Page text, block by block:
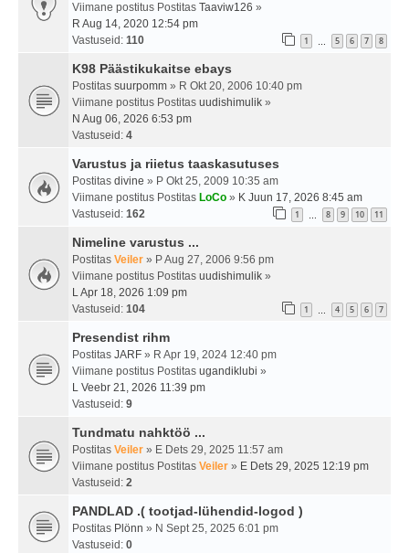
Viimane postitus Postitas Taaviw126 »
R Aug 14, 2020 12:54 pm
Vastuseid: 110 1 5 6 7 8
K98 Päästikukaitse ebays
Postitas suurpomm » R Okt 20, 2006 10:40 pm
Viimane postitus Postitas uudishimulik »
N Aug 06, 2026 6:53 pm
Vastuseid: 4
Varustus ja riietus taaskasutuses
Postitas divine » P Okt 25, 2009 10:35 am
Viimane postitus Postitas LoCo » K Juun 17, 2026 8:45 am
Vastuseid: 162 1 8 9 10 11
Nimeline varustus ...
Postitas Veiler » P Aug 27, 2006 9:56 pm
Viimane postitus Postitas uudishimulik »
L Apr 18, 2026 1:09 pm
Vastuseid: 104 1 4 5 6 7
Presendist rihm
Postitas JARF » R Apr 19, 2024 12:40 pm
Viimane postitus Postitas ugandiklubi »
L Veebr 21, 2026 11:39 pm
Vastuseid: 9
Tundmatu nahktöö ...
Postitas Veiler » E Dets 29, 2025 11:57 am
Viimane postitus Postitas Veiler » E Dets 29, 2025 12:19 pm
Vastuseid: 2
PANDLAD .( tootjad-lühendid-logod )
Postitas Plönn » N Sept 25, 2025 6:01 pm
Vastuseid: 0